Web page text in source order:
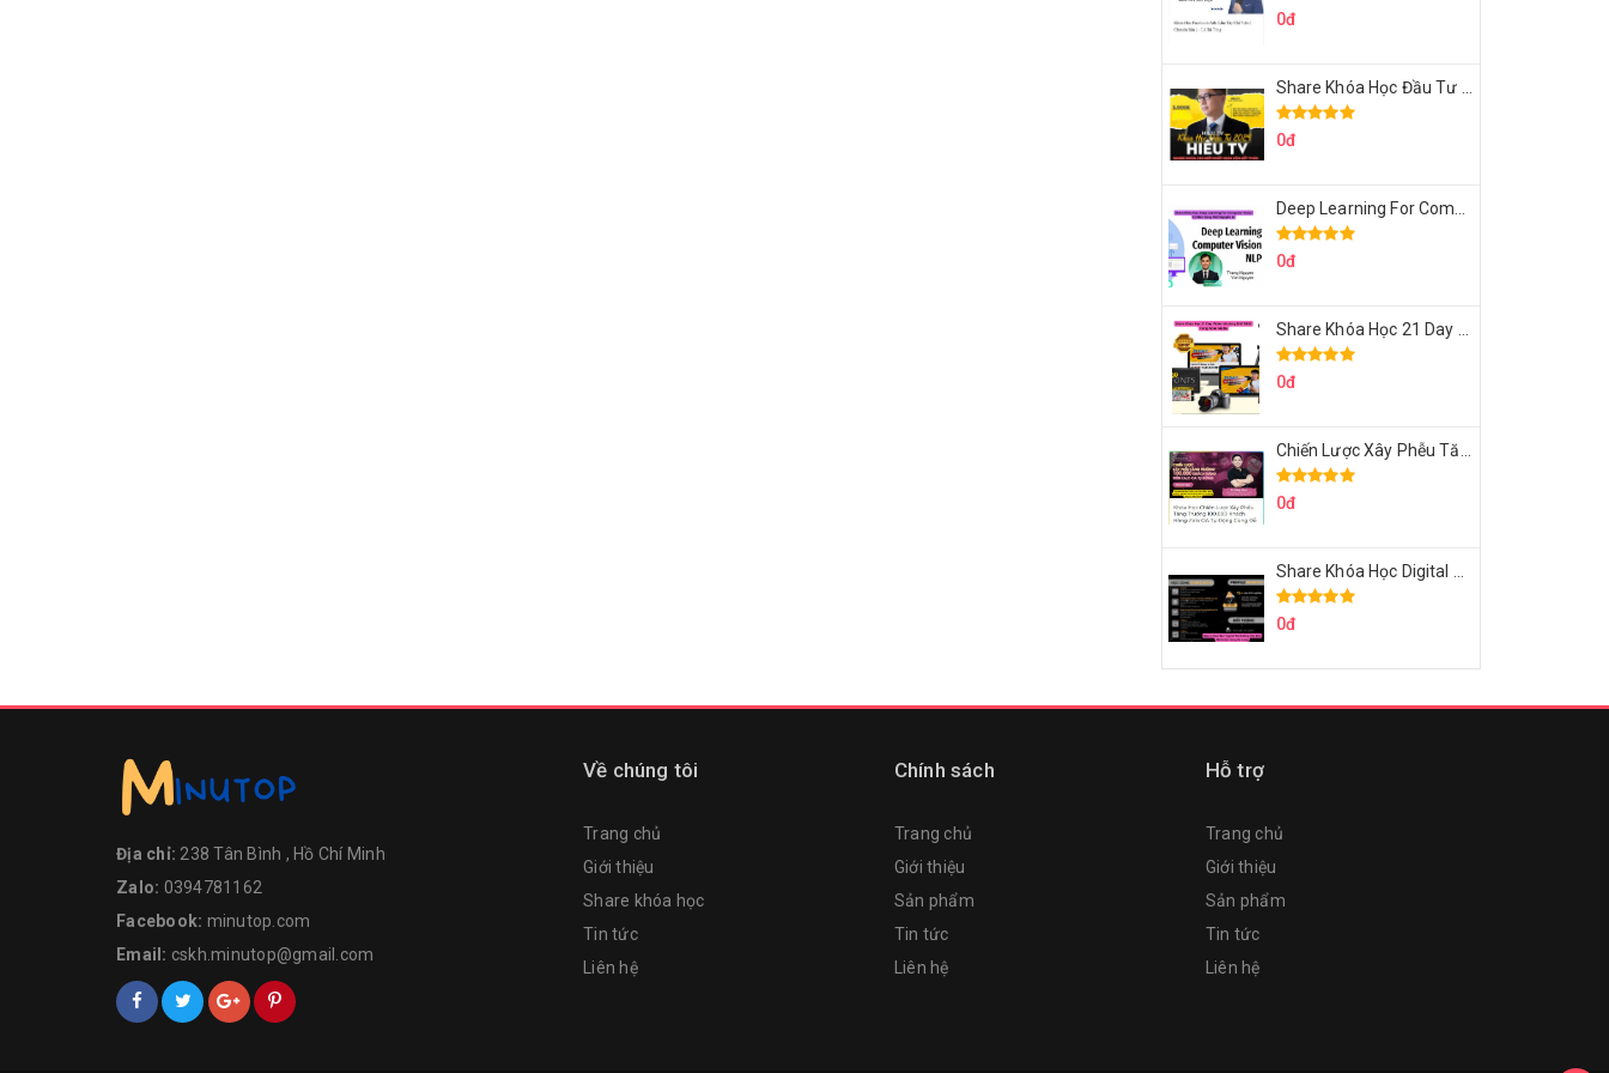
0đ
0đ
0đ
0đ
0đ
0đ
Địa chỉ: 238 Tân Bình , Hồ Chí Minh
Zalo: 0394781162
Facebook: minutop.com
Email: cskh.minutop@gmail.com
Về chúng tôi
Trang chủ
Giới thiệu
Share khóa học
Tin tức
Liên hệ
Chính sách
Trang chủ
Giới thiệu
Sản phẩm
Tin tức
Liên hệ
Hỗ trợ
Trang chủ
Giới thiệu
Sản phẩm
Tin tức
Liên hệ